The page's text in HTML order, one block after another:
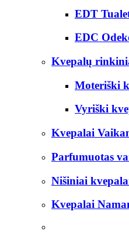
EDT
EDC
Kvepalų
Moteriški
Vyriški
Kvepalai
Parfumuotas
Nišiniai
Kvepalai